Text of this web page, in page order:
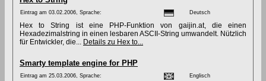
Eintrag am 03.02.2006, Sprache: Deutsch
Hex to String ist eine PHP-Funktion von gaijin.at, die einen
Hexadezimalstring in einen lesbaren ASCII-String umwandelt. Nützlich
für Entwickler, die... Details zu Hex to...
Smarty template engine for PHP
Eintrag am 25.03.2006, Sprache: Englisch